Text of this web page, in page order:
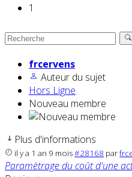
1
frcervens
Auteur du sujet
Hors Ligne
Nouveau membre
Plus d'informations
il y a 1 an 9 mois#28168 par
Paramètrage du coût d'une